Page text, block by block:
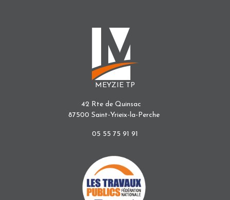
MEYZIE TP
42 Rte de Quinsac
87500 Saint-Yrieix-la-Perche
05 55 75 91 91